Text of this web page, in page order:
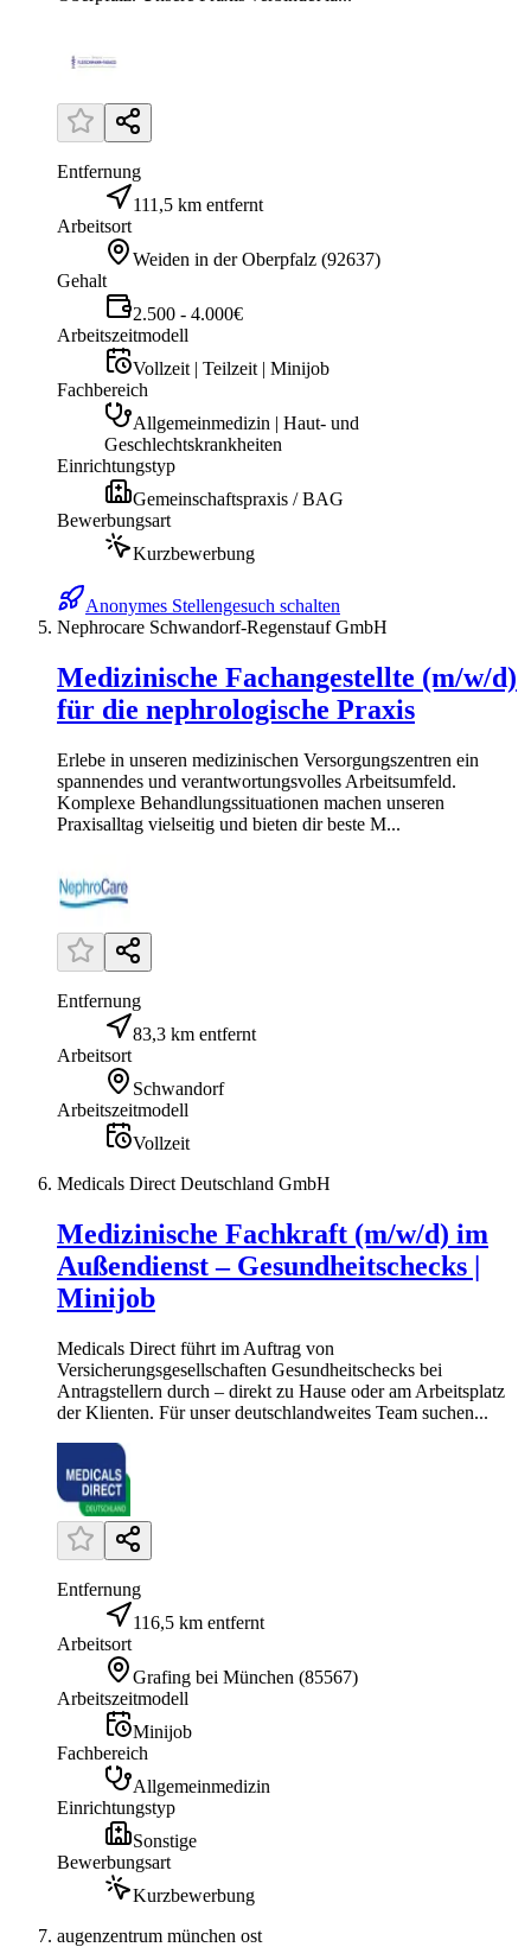
Entfernung
111,5 km entfernt
Arbeitsort
Weiden in der Oberpfalz (92637)
Gehalt
2.500 - 4.000€
Arbeitszeitmodell
Vollzeit | Teilzeit | Minijob
Fachbereich
Allgemeinmedizin | Haut- und
Geschlechtskrankheiten
Einrichtungstyp
Gemeinschaftspraxis / BAG
Bewerbungsart
Kurzbewerbung
Anonymes Stellengesuch schalten
Nephrocare Schwandorf-Regenstauf GmbH
Medizinische Fachangestellte (m/w/d)
für die nephrologische Praxis
Erlebe in unseren medizinischen Versorgungszentren ein
spannendes und verantwortungsvolles Arbeitsumfeld.
Komplexe Behandlungssituationen machen unseren
Praxisalltag vielseitig und bieten dir beste M...
Entfernung
83,3 km entfernt
Arbeitsort
Schwandorf
Arbeitszeitmodell
Vollzeit
Medicals Direct Deutschland GmbH
Medizinische Fachkraft (m/w/d) im
Außendienst – Gesundheitschecks |
Minijob
Medicals Direct führt im Auftrag von
Versicherungsgesellschaften Gesundheitschecks bei
Antragstellern durch – direkt zu Hause oder am Arbeitsplatz
der Klienten. Für unser deutschlandweites Team suchen...
Entfernung
116,5 km entfernt
Arbeitsort
Grafing bei München (85567)
Arbeitszeitmodell
Minijob
Fachbereich
Allgemeinmedizin
Einrichtungstyp
Sonstige
Bewerbungsart
Kurzbewerbung
augenzentrum münchen ost